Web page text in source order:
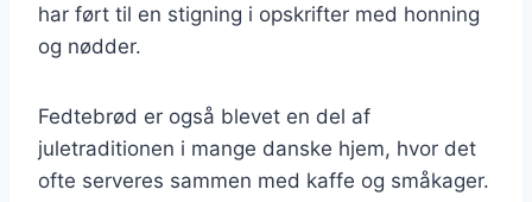
har ført til en stigning i opskrifter med honning
og nødder.
Fedtebrød er også blevet en del af
juletraditionen i mange danske hjem, hvor det
ofte serveres sammen med kaffe og småkager.